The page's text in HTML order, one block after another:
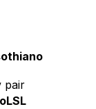
pair
LSL